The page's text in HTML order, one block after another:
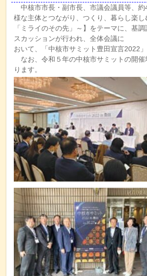
中核市市長・副市長、市議会議員等、約
様な主体とつながり、つくり、暮らし楽し
「ミライのその先」～】をテーマに、基
スカッションが行われ、全体会議に
おいて、「中核市サミット豊田宣言2022」
なお、令和５年の中核市サミットの開催
ります。